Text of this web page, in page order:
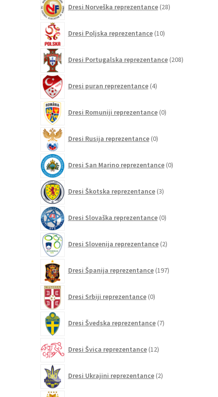
Dresi Norveška reprezentance 28izdelkov
Dresi Poljska reprezentance 10izdelkov
Dresi Portugalska reprezentance 208izdelkov
Dresi puran reprezentance 4izdelki
Dresi Romuniji reprezentance 0izdelkov
Dresi Rusija reprezentance 0izdelkov
Dresi San Marino reprezentance 0izdelkov
Dresi Škotska reprezentance 3izdelki
Dresi Slovaška reprezentance 0izdelkov
Dresi Slovenija reprezentance 2izdelka
Dresi Španija reprezentance 197izdelkov
Dresi Srbiji reprezentance 0izdelkov
Dresi Švedska reprezentance 7izdelkov
Dresi Švica reprezentance 12izdelkov
Dresi Ukrajini reprezentance 2izdelka